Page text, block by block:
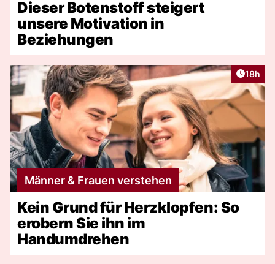
Dieser Botenstoff steigert
unsere Motivation in
Beziehungen
Artikel
18h
Männer & Frauen verstehen
Kein Grund für Herzklopfen: So
erobern Sie ihn im
Handumdrehen